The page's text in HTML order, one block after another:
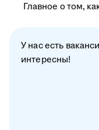
Главное о том,
У нас есть
интересны!